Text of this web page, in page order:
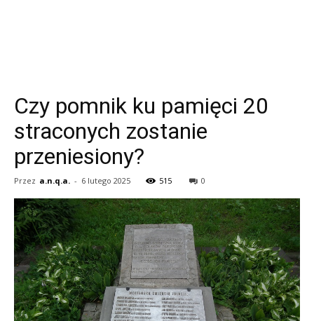
Czy pomnik ku pamięci 20
straconych zostanie
przeniesiony?
Przez a.n.q.a. - 6 lutego 2025 515 0